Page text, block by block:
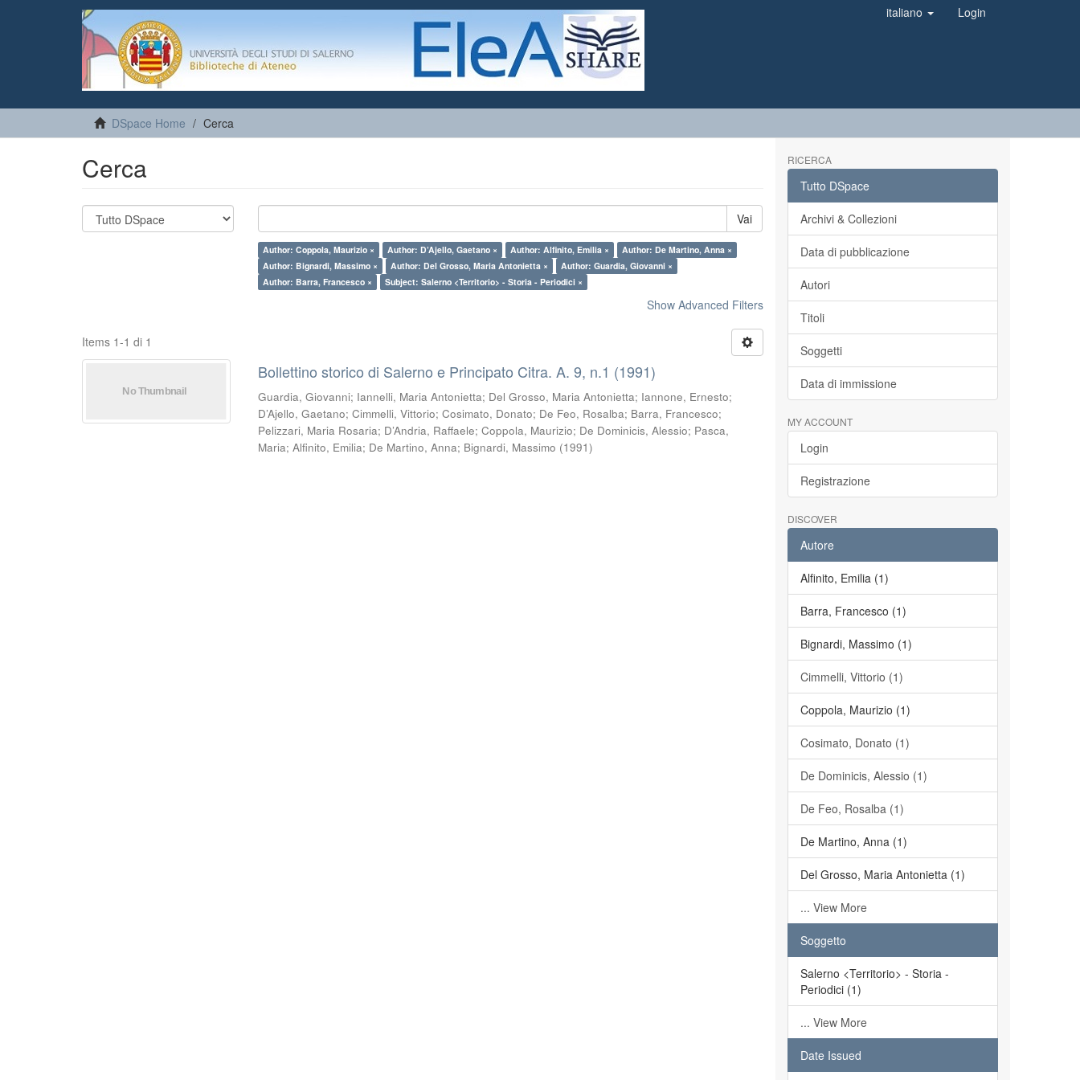
italiano Login
DSpace Home Cerca
Cerca
Vai
Author: Coppola, Maurizio × Author: D’Ajello, Gaetano × Author: Alfinito, Emilia ×
Author: De Martino, Anna ×
Author: Bignardi, Massimo ×
Author: Del Grosso, Maria Antonietta ×
Author: Guardia, Giovanni ×
Author: Barra, Francesco ×
Subject: Salerno <Territorio> - Storia - Periodici ×
Show Advanced Filters
Items 1-1 di 1
Bollettino storico di Salerno e Principato Citra. A. 9, n.1 (1991)
Guardia, Giovanni; Iannelli, Maria Antonietta; Del Grosso, Maria Antonietta; Iannone, Ernesto;
D’Ajello, Gaetano;Cimmelli, Vittorio;Cosimato, Donato; De Feo, Rosalba; Barra, Francesco;
Pelizzari, Maria Rosaria; D’Andria, Raffaele;Coppola, Maurizio; De Dominicis, Alessio; Pasca,
Maria;Alfinito, Emilia; De Martino, Anna; Bignardi, Massimo (1991)
RICERCA
Tutto DSpace
Archivi & Collezioni
Data di pubblicazione
Autori
Titoli
Soggetti
Data di immissione
MY ACCOUNT
Login
Registrazione
DISCOVER
Autore
Alfinito, Emilia (1)
Barra, Francesco (1)
Bignardi, Massimo (1)
Cimmelli, Vittorio (1)
Coppola, Maurizio (1)
Cosimato, Donato (1)
De Dominicis, Alessio (1)
De Feo, Rosalba (1)
De Martino, Anna (1)
Del Grosso, Maria Antonietta (1)
... View More
Soggetto
Salerno <Territorio> - Storia -
Periodici (1)
... View More
Date Issued